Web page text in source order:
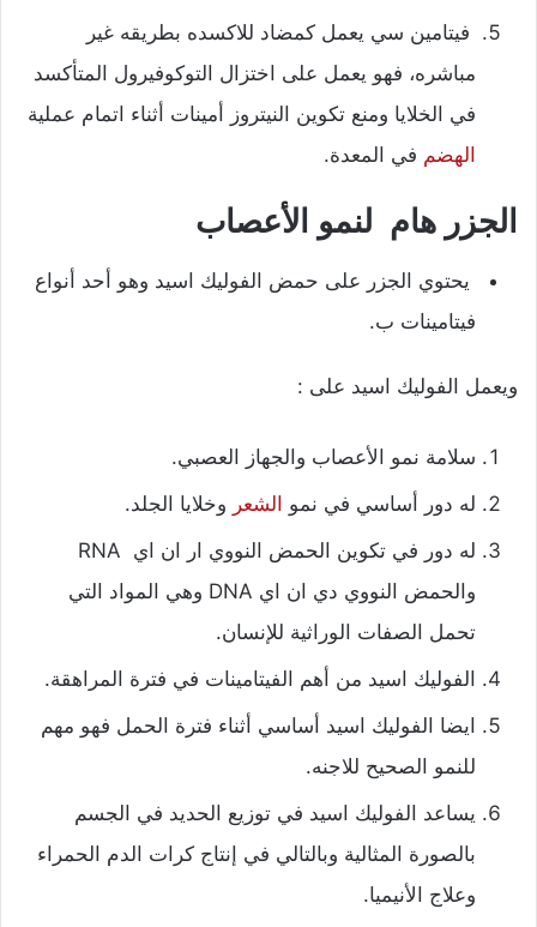
فيتامين سي يعمل كمضاد للاكسده بطريقه غير
مباشره، فهو يعمل على اختزال التوكوفيرول المتأكسد
في الخلايا ومنع تكوين النيتروز أمينات أثناء اتمام عملية
الهضم في المعدة.
الجزر هام لنمو الأعصاب
يحتوي الجزر على حمض الفوليك اسيد وهو أحد أنواع
فيتامينات ب.
ويعمل الفوليك اسيد على :
سلامة نمو الأعصاب والجهاز العصبي.
له دور أساسي في نمو الشعر وخلايا الجلد.
له دور في تكوين الحمض النووي ار ان اي RNA
والحمض النووي دي ان اي DNA وهي المواد التي
تحمل الصفات الوراثية للإنسان.
الفوليك اسيد من أهم الفيتامينات في فترة المراهقة.
ايضا الفوليك اسيد أساسي أثناء فترة الحمل فهو مهم
للنمو الصحيح للاجنه.
يساعد الفوليك اسيد في توزيع الحديد في الجسم
بالصورة المثالية وبالتالي في إنتاج كرات الدم الحمراء
وعلاج الأنيميا.